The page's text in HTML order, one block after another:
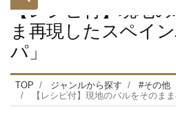
【レシピ付】現地
ま再現したスペイ
パ」
TOP ジャンルから探す
#その他
【レシピ付】現地のバルをそのまま再